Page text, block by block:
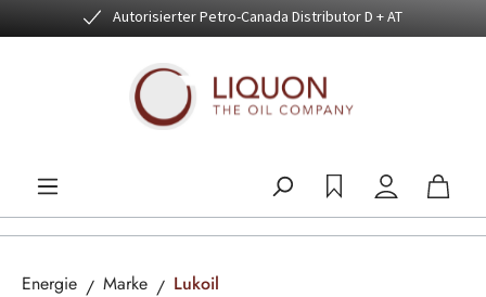
Zum Hauptinhalt springenAutorisierter Petro-Canada Distributor D + AT
Energie Marke Lukoil